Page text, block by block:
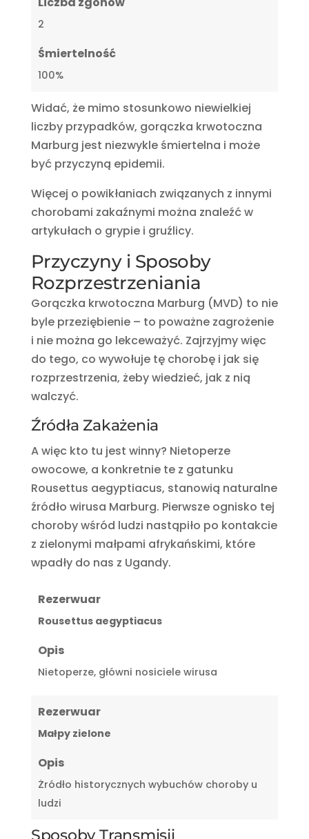
2
Śmiertelność
100%
Widać, że mimo stosunkowo niewielkiej
liczby przypadków, gorączka krwotoczna
Marburg jest niezwykle śmiertelna i może
być przyczyną epidemii.
Więcej o powikłaniach związanych z innymi
chorobami zakaźnymi można znaleźć w
artykułach o grypie i gruźlicy.
Przyczyny i Sposoby
Rozprzestrzeniania
Gorączka krwotoczna Marburg (MVD) to nie
byle przeziębienie – to poważne zagrożenie
i nie można go lekceważyć. Zajrzyjmy więc
do tego, co wywołuje tę chorobę i jak się
rozprzestrzenia, żeby wiedzieć, jak z nią
walczyć.
Źródła Zakażenia
A więc kto tu jest winny? Nietoperze
owocowe, a konkretnie te z gatunku
Rousettus aegyptiacus, stanowią naturalne
źródło wirusa Marburg. Pierwsze ognisko tej
choroby wśród ludzi nastąpiło po kontakcie
z zielonymi małpami afrykańskimi, które
wpadły do nas z Ugandy.
Rezerwuar
Rousettus aegyptiacus
Opis
Nietoperze, główni nosiciele wirusa
Rezerwuar
Małpy zielone
Opis
Żródło historycznych wybuchów choroby u
ludzi
Sposoby Transmisji